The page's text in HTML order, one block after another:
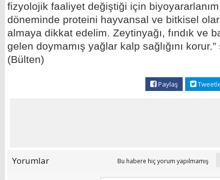
fizyolojik faaliyet değiştiği için
döneminde proteini hayvansal ve bitkisel
almaya dikkat edelim. Zeytinyağı, fındık ve
gelen doymamış yağlar kalp sağlığını
(Bülten)
Paylaş
Yorumlar Bu habere hiç yorum yapılmamış